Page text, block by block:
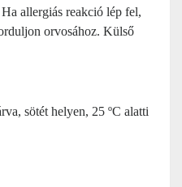
allergiás reakció lép fel,
orvosához. Külső
sötét helyen, 25 ºC alatti